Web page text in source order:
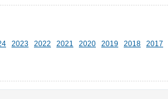
2023 2022 2021 2020 2019 2018 2017